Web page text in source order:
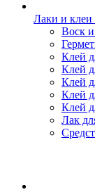
Лаки и клеи
Воск и
Клей
Клей
Клей
Клей
Клей
Лак